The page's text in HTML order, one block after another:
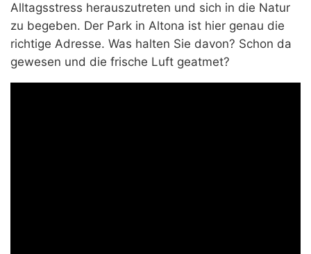
Alltagsstress herauszutreten und sich in die Natur
zu begeben. Der Park in Altona ist hier genau die
richtige Adresse. Was halten Sie davon? Schon da
gewesen und die frische Luft geatmet?